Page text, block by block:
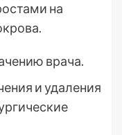
на
врача.